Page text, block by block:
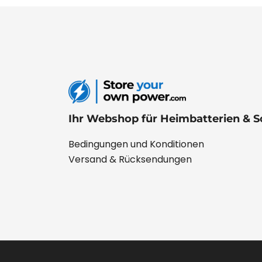
Ihr Webshop für Heimbatterien &
Bedingungen und Konditionen
Versand & Rücksendungen